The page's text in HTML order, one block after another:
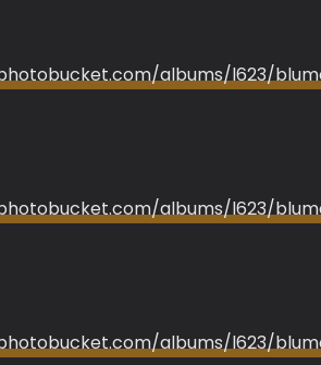
albums/l623/
albums/l623/
albums/l623/